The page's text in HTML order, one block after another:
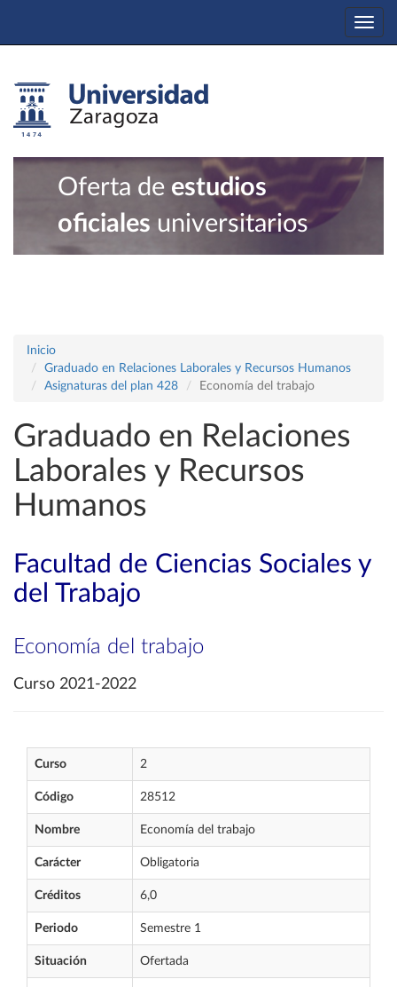
Oferta de estudios
oficiales universitarios
Inicio
Graduado en Relaciones Laborales y Recursos Humanos
Asignaturas del plan 428
Economía del trabajo
Graduado en Relaciones
Laborales y Recursos
Humanos
Facultad de Ciencias Sociales y
del Trabajo
Economía del trabajo
Curso 2021-2022
Curso 2
Código 28512
Nombre Economía del trabajo
Carácter Obligatoria
Créditos 6,0
Periodo Semestre 1
Situación Ofertada